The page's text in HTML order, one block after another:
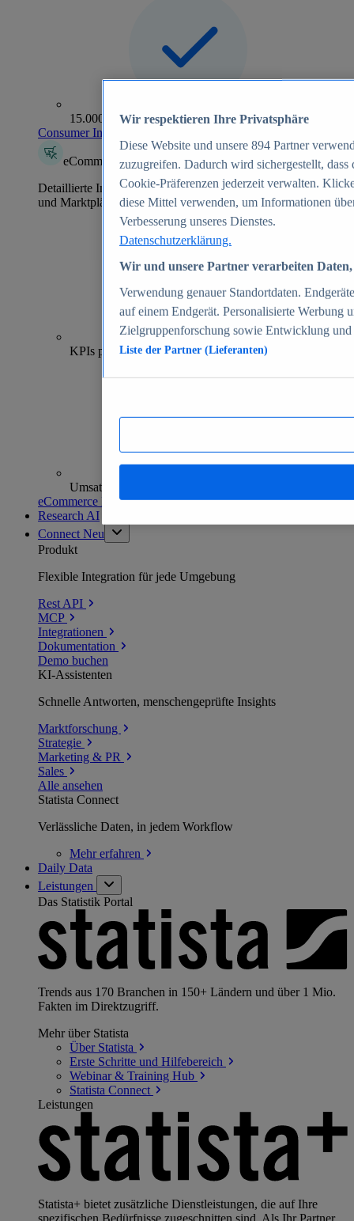
15.000+ Marken
Consumer Insights entdecken
eCommerce Insights
Detaillierte Informationen zu mehr als 39.000 Online-Shops
und Marktplätzen
70+
KPIs pro Shop
Umsatzanalysen und -prognosen
eCommerce Insights entdecken
Research AI
Connect Neu
Produkt
Flexible Integration für jede Umgebung
Rest API
MCP
Integrationen
Dokumentation
Demo buchen
KI-Assistenten
Schnelle Antworten, menschengeprüfte Insights
Marktforschung
Strategie
Marketing & PR
Sales
Alle ansehen
Statista Connect
Verlässliche Daten, in jedem Workflow
Mehrerfahren
Daily Data
Leistungen
Das Statistik Portal
Trends aus 170 Branchen in 150+ Ländern und über 1 Mio.
Fakten im Direktzugriff.
Mehr über Statista
Über Statista
Erste Schritte und Hilfebereich
Webinar & Training Hub
Statista Connect
Leistungen
Statista+ bietet zusätzliche Dienstleistungen, die auf Ihre
spezifischen Bedürfnisse zugeschnitten sind. Als Ihr Partner
Wir respektieren Ihre Privatsphäre
Diese Website und unsere 894 Partner
zuzugreifen. Dadurch wird sichergestellt,
Cookie-Präferenzen jederzeit verwalten.
diese Mittel verwenden, um Informationen
Verbesserung unseres Dienstes.
Datenschutzerklärung.
Wir und unsere Partner verarbeiten
Verwendung genauer Standortdaten.
auf einem Endgerät. Personalisierte Werbung
Zielgruppenforschung sowie Entwicklung
Liste der Partner (Lieferanten)